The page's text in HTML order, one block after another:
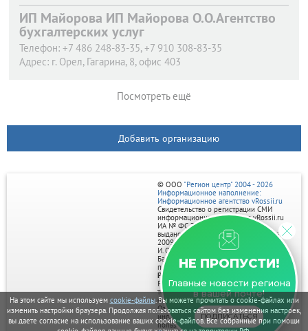
На этом сайте мы используем cookie-файлы. Вы можете прочитать о cookie-файлах или
изменить настройки браузера. Продолжая пользоваться сайтом без изменения настроек,
вы даете согласие на использование ваших cookie-файлов. Все собранные при помощи
ИП Майорова ИП Майорова О.О.Агентство
бухгалтерских услуг
Телефон: +7 486 248-83-35, +7 910 308-83-35
Адрес: г. Орел, Гагарина, 8, офис 403
Посмотреть ещё
Добавить организацию
НЕ ПРОПУСТИ!
Главные новости региона
в вашей почте!
ПОДПИСАТЬСЯ
© ООО "Регион центр" 2004 - 2026
Информационное наполнение:
Информационное агентство vRossii.ru
Свидетельство о регистрации СМИ
информационного агентства vRossii.ru
ИА № ФС 77‑35502
выдано РОСКОМНАДЗОРом 04 марта
2009г.
И. О. Главного редактора Нарыков А. Н.
Баннеры на портале размещаются на
правах рекламы.
Реклама на портале:
Рекламное агентство "Умный маркетинг"
тел. 7-910-267-70-40,
email: umnyy.marketing@yandex.ru
Отдельные публикации могут содержать
информацию, не предназначенную для
пользователей до 18 лет.